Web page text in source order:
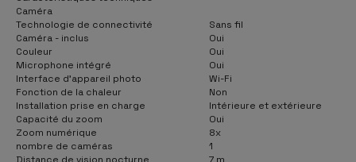
Caméra
Technologie de connectivité
Sans fil
Caméra - inclus
Oui
Couleur
Oui
Microphone intégré
Oui
Interface d'appareil photo
Wi-Fi
Fonction de la chaleur
Non
Installation prise en charge
Intérieure et extérieure
Capacité du zoom
Oui
Zoom numérique
8x
nombre de caméras
1
Distance de vision nocturne
7 m